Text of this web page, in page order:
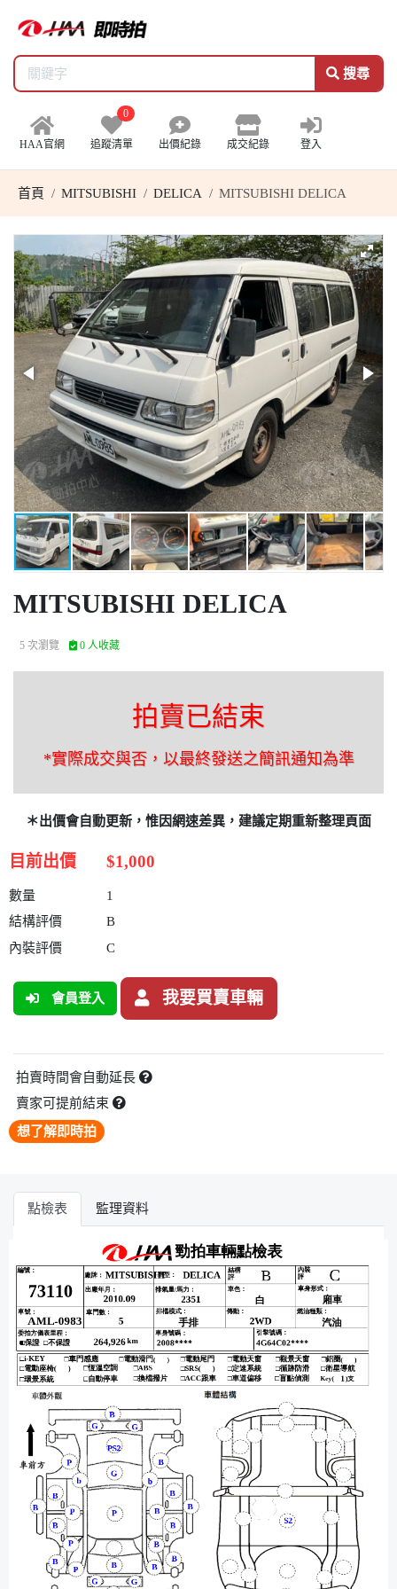
搜尋
HAA官網
0
追蹤清單 出價紀錄 成交紀錄 登入
首頁 MITSUBISHI DELICA MITSUBISHI DELICA
MITSUBISHI DELICA
5 次瀏覽 0 人收藏
拍賣已結束
*實際成交與否，以最終發送之簡訊通知為準
＊出價會自動更新，惟因網速差異，建議定期重新整理頁面
目前出價 $1,000
數量
1
結構評價
B
內裝評價
C
會員登入 我要買賣車輛
拍賣時間會自動延長
賣家可提前結束
想了解即時拍
點檢表 監理資料